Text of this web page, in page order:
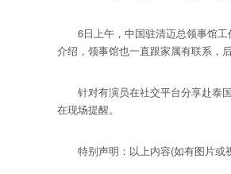
6日上午，中国驻清迈总领事馆工
介绍，领事馆也一直跟家属有联系，
针对有演员在社交平台分享赴泰国
在现场提醒。
特别声明：以上内容(如有图片或视